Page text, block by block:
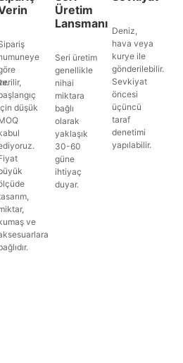
düşük
ve
Üretim
Lansmanı
Seri üretim
genellikle
nihai
miktara
bağlı
olarak
yaklaşık
30-60
güne
ihtiyaç
duyar.
Deniz,
hava veya
kurye ile
gönderilebilir.
Sevkiyat
öncesi
üçüncü
taraf
denetimi
yapılabilir.